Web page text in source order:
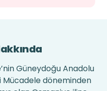
Güneydoğu Anadolu
Mücadele döneminden